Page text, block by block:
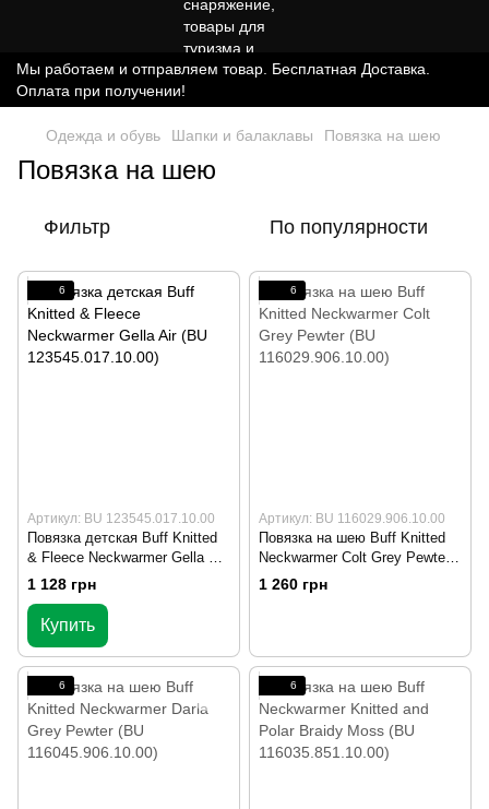
Мы работаем и отправляем товар. Бесплатная Доставка.
Оплата при получении!
Одежда и обувь Шапки и балаклавы Повязка на шею
Повязка на шею
Фильтр По популярности
6
Артикул: BU 123545.017.10.00
Повязка детская Buff Knitted
& Fleece Neckwarmer Gella Air
(BU 123545.017.10.00)
1 128 грн
Купить
6
Артикул: BU 116029.906.10.00
Повязка на шею Buff Knitted
Neckwarmer Colt Grey Pewter
(BU 116029.906.10.00)
1 260 грн
6 6